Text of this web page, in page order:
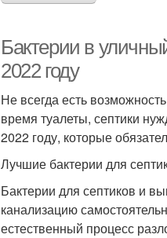
Бактерии в
2022 году
Не всегда есть
время туалеты, септики
2022 году, которые
Лучшие бактерии для
Бактерии для септиков и
канализацию
естественный процесс